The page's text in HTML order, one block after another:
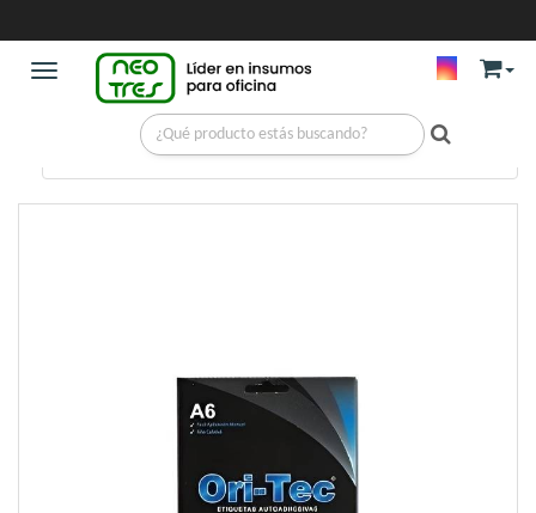
Toggle navigation
ETIQUETAS / ETIQUETA 48X9 MM